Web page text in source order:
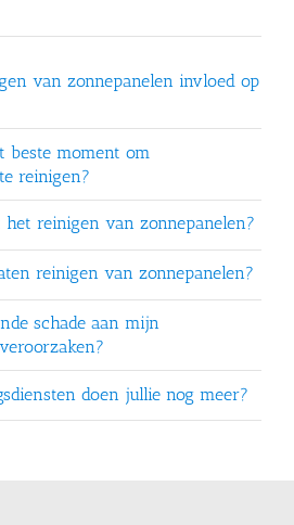
paneel
zachte borstel
van zonnepanelen invloed op
beste moment om
reinigen?
het reinigen van zonnepanelen?
reinigen van zonnepanelen?
schade aan mijn
doen jullie nog meer?